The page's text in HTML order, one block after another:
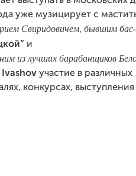
уже музицирует с
Свиридовичем, бывшим
и
из лучших барабанщиков
Ivashov участие в различных
конкурсах,